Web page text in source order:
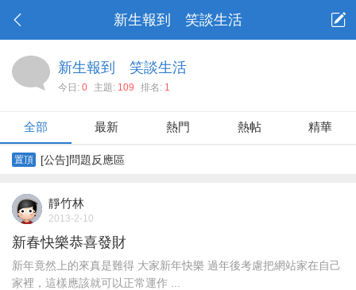
新生報到 笑談生活
新生報到 笑談生活
今日: 0 主題: 109 排名: 1
全部 最新 熱門 熱帖 精華
置頂 [公告]問題反應區
靜竹林
2013-2-10
新春快樂恭喜發財
新年竟然上的來真是難得 大家新年快樂 過年後考慮把網站家在自己
家裡，這樣應該就可以正常運作 ...